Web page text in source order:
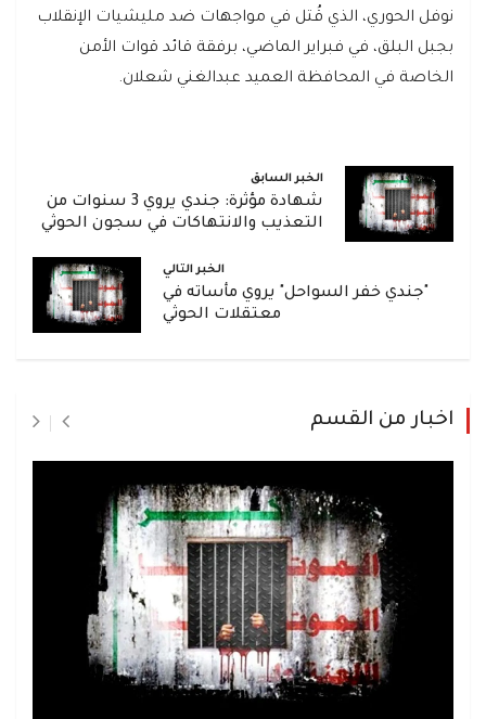
نوفل الحوري، الذي قُتل في مواجهات ضد مليشيات الإنقلاب
بجبل البلق، في فبراير الماضي، برفقة قائد قوات الأمن
الخاصة في المحافظة العميد عبدالغني شعلان.
الخبر السابق
شهادة مؤثرة: جندي يروي 3 سنوات من
التعذيب والانتهاكات في سجون الحوثي
الخبر التالي
"جندي خفر السواحل" يروي مأساته في
معتقلات الحوثي
اخبار من القسم